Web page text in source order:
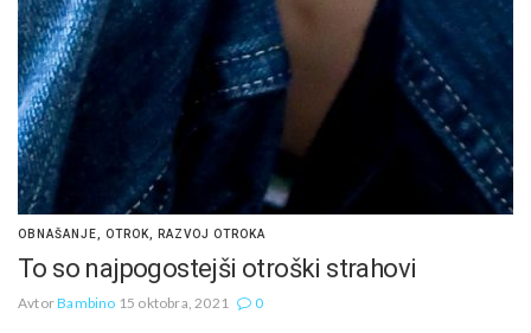
OBNAŠANJE OTROK RAZVOJ OTROKA
To so najpogostejši otroški strahovi
AvtorBambino 15 oktobra, 2021 0